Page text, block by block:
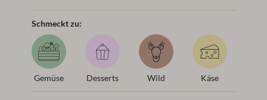
Schmeckt zu:
Gemüse Desserts Wild Käse